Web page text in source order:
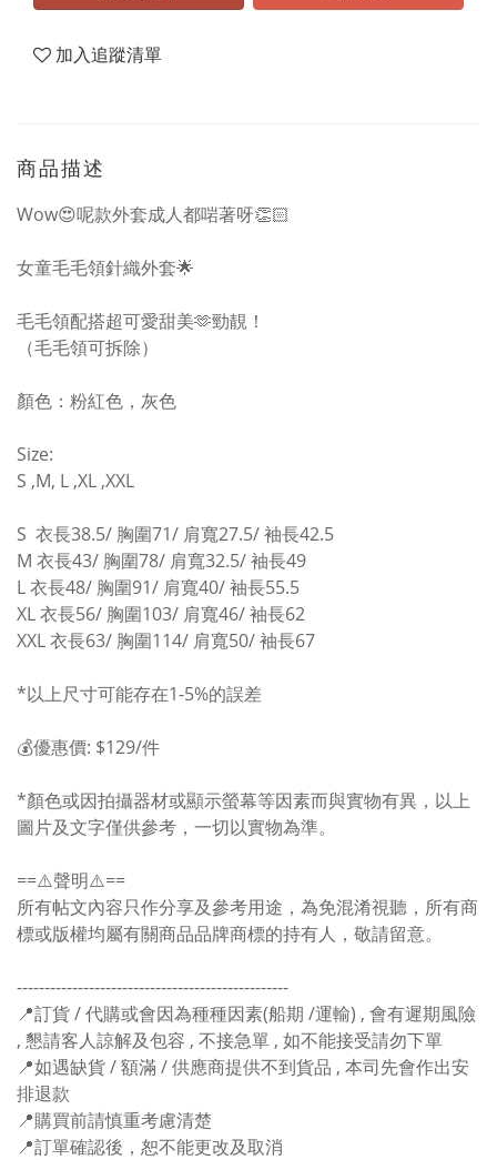
加入追蹤清單
商品描述
Wow😍呢款外套成人都啱著呀👏🏻
女童毛毛領針織外套🌟
毛毛領配搭超可愛甜美🫶勁靚！
（毛毛領可拆除）
顏色：粉紅色，灰色
Size:
S ,M, L ,XL ,XXL
S 衣長38.5/ 胸圍71/ 肩寬27.5/ 袖長42.5
M 衣長43/ 胸圍78/ 肩寬32.5/ 袖長49
L衣長48/ 胸圍91/ 肩寬40/ 袖長55.5
XL衣長56/ 胸圍103/ 肩寬46/ 袖長62
XXL衣長63/ 胸圍114/ 肩寬50/ 袖長67
*以上尺寸可能存在1-5%的誤差
💰優惠價: $129/件
*顏色或因拍攝器材或顯示螢幕等因素而與實物有異，以上
圖片及文字僅供參考，一切以實物為準。
==⚠️聲明⚠️==
所有帖文內容只作分享及參考用途，為免混淆視聽，所有商
標或版權均屬有關商品品牌商標的持有人，敬請留意。
-------------------------------------------------
📍訂貨 / 代購或會因為種種因素(船期 /運輸) , 會有遲期風險
, 懇請客人諒解及包容 , 不接急單 , 如不能接受請勿下單
📍如遇缺貨 / 額滿 / 供應商提供不到貨品 , 本司先會作出安
排退款
📍購買前請慎重考慮清楚
📍訂單確認後，恕不能更改及取消